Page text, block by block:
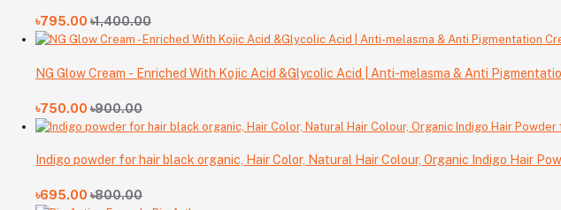
৳795.00 ৳1,400.00
NG Glow Cream - Enriched With Kojic Acid &Glycolic Acid | Anti-melasma & Anti
৳750.00 ৳900.00
Indigo powder for hair black organic, Hair Color, Natural Hair Colour, Organic Indigo Hair
৳695.00 ৳800.00